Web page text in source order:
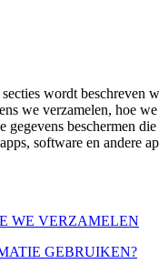
wordt beschreven
we verzamelen, hoe
gegevens beschermen
software en andere
WE VERZAMELEN
GEBRUIKEN?